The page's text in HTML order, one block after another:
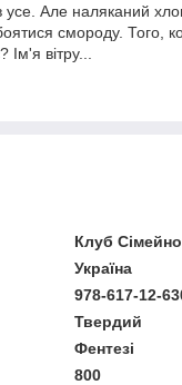
Але наляканий
смороду. Того,
вітру...
Клуб
Україна
978-617-12-
Твердий
Фентезі
800